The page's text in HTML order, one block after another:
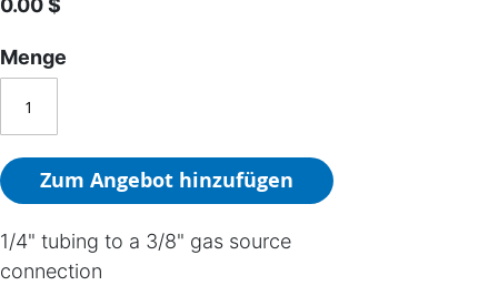
0.00 $
Menge
Zum Angebot hinzufügen
1/4" tubing to a 3/8" gas source
connection